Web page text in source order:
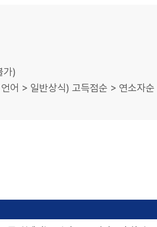
가)
어 > 일반상식) 고득점순 > 연소자순